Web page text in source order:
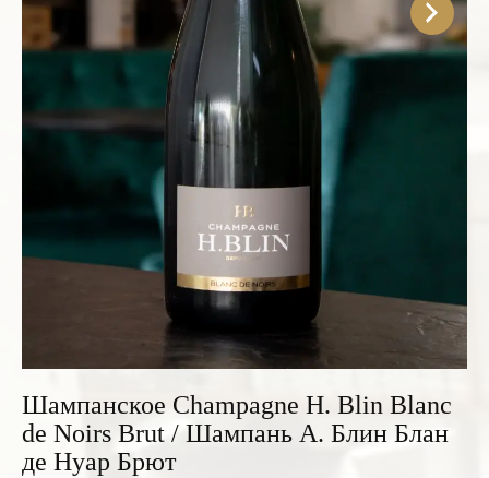
Итальянские вина
Французские вина
Испанские вина
Граппа
Саке
Пиво
Шампанское Champagne H. Blin Blanc
de Noirs Brut / Шампань А. Блин Блан
де Нуар Брют